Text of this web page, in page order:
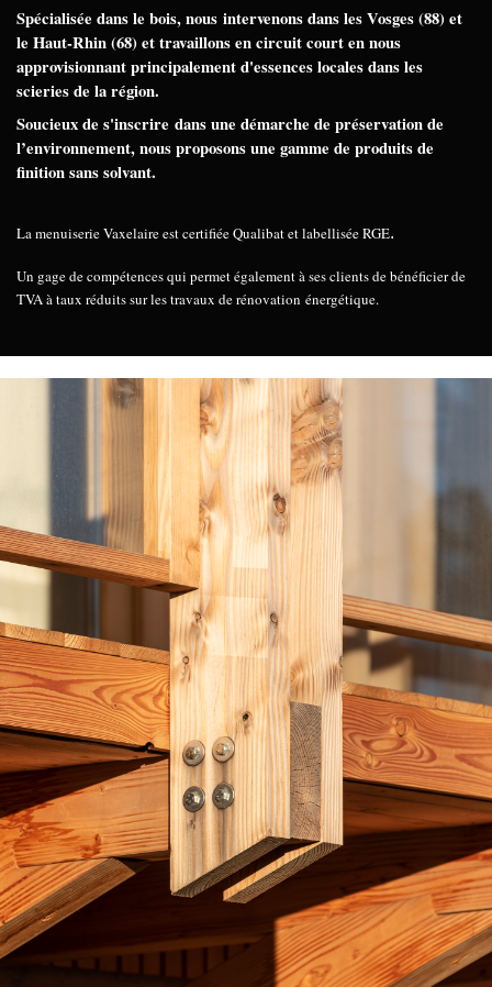
Spécialisée dans le bois, nous intervenons dans les Vosges (88) et
le Haut-Rhin (68) et travaillons en circuit court en nous
approvisionnant principalement d'essences locales dans les
scieries de la région.
Soucieux de s'inscrire dans une démarche de préservation de
l’environnement, nous proposons une gamme de produits de
finition sans solvant.
La menuiserie Vaxelaire est certifiée Qualibat et labellisée RGE.
Un gage de compétences qui permet également à ses clients de bénéficier de
TVA à taux réduits sur les travaux de rénovation énergétique.